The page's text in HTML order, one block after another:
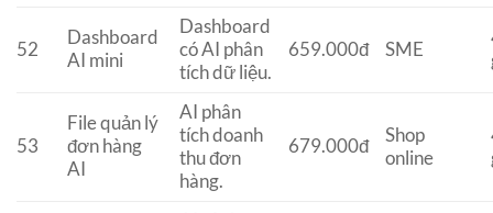
52
Dashboard
AI mini
Dashboard
có AI phân
tích dữ liệu.
659.000đ SME
53
File quản lý
đơn hàng
AI
AI phân
tích doanh
thu đơn
hàng.
679.000đ
Shop
online